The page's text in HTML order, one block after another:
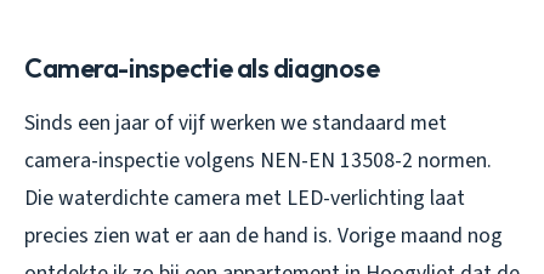
Camera-inspectie als diagnose
Sinds een jaar of vijf werken we standaard met
camera-inspectie volgens NEN-EN 13508-2 normen.
Die waterdichte camera met LED-verlichting laat
precies zien wat er aan de hand is. Vorige maand nog